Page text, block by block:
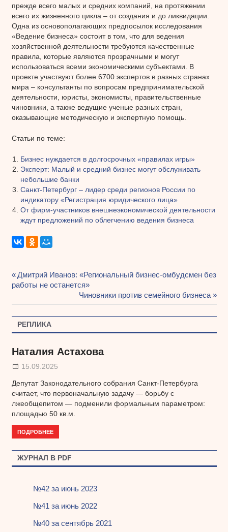
прежде всего малых и средних компаний, на протяжении
всего их жизненного цикла – от создания и до ликвидации.
Одна из основополагающих предпосылок исследования
«Ведение бизнеса» состоит в том, что для ведения
хозяйственной деятельности требуются качественные
правила, которые являются прозрачными и могут
использоваться всеми экономическими субъектами. В
проекте участвуют более 6700 экспертов в разных странах
мира – консультанты по вопросам предпринимательской
деятельности, юристы, экономисты, правительственные
чиновники, а также ведущие ученые разных стран,
оказывающие методическую и экспертную помощь.
Статьи по теме:
Бизнес нуждается в долгосрочных «правилах игры»
Эксперт: Малый и средний бизнес могут обслуживать
небольшие банки
Санкт-Петербург – лидер среди регионов России по
индикатору «Регистрация юридического лица»
От фирм-участников внешнеэкономической деятельности
ждут предложений по облегчению ведения бизнеса
Навигация
по
записям
Предыдущая
запись:
Дмитрий Иванов: «Региональный бизнес-омбудсмен без
работы не останется»
Следующая
запись:
Чиновники против семейного бизнеса
РЕПЛИКА
Наталия Астахова
15.09.2025
Депутат Законодательного собрания Санкт-Петербурга
считает, что первоначальную задачу — борьбу с
лжеобщепитом — подменили формальным параметром:
площадью 50 кв.м.
ПОДРОБНЕЕ
ЖУРНАЛ В PDF
№42 за июнь 2023
№41 за июнь 2022
№40 за сентябрь 2021